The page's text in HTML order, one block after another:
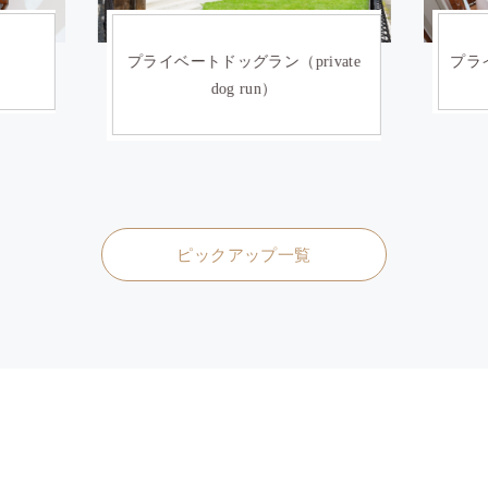
プライベートドッグラン（private
dog run）
プラ
ピックアップ一覧